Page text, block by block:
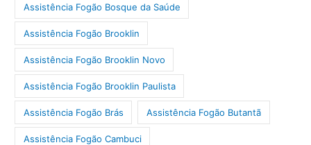
Assistência Fogão Bosque da Saúde
Assistência Fogão Brooklin
Assistência Fogão Brooklin Novo
Assistência Fogão Brooklin Paulista
Assistência Fogão Brás Assistência Fogão Butantã
Assistência Fogão Cambuci